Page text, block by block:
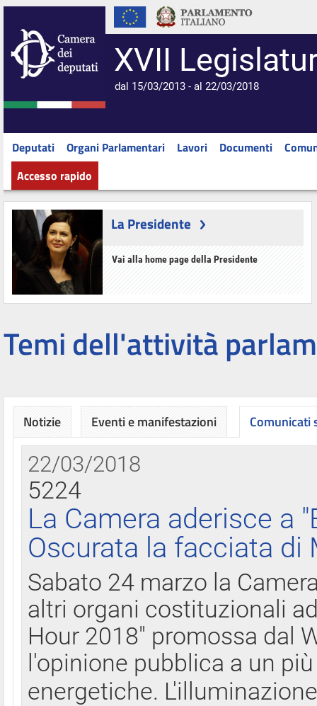
XVII
dal 15/03/2013 - al 22/03/2018
Deputati Organi Parlamentari Lavori Documenti
Accesso rapido
La Presidente
Vai alla home page della Presidente
Temi dell'attività
Notizie Eventi e manifestazioni Comunicati
22/03/2018
5224
La Camera aderisce a
Oscurata la facciata di
Sabato 24 marzo la
altri organi costituzionali
Hour 2018" promossa dal
l'opinione pubblica a un
energetiche.